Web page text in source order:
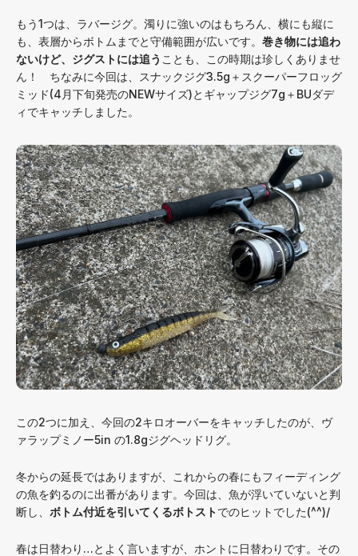
もう1つは、ラバージグ。濁りに強いのはもちろん、横にも縦に
も、表層からボトムまでと守備範囲が広いです。 巻き物には追わ
ないけど、ジグストには追う ことも、この時期は珍しくありませ
ん！ ちなみに今回は、スナックジグ3.5g＋スクーパーフロッグ
ミッド(4月下旬発売のNEWサイズ)とギャップジグ7g＋BUダデ
ィでキャッチしました。
この2つに加え、今回の2キロオーバーをキャッチしたのが、ヴ
ァラップミノー5in の1.8gジグヘッドリグ。
冬からの延長ではありますが、これからの春にもフィーディング
の魚を釣るのに出番があります。今回は、魚が浮いていないと判
断し、 ボトム付近を引いてくるボトストでのヒットでした(^^)/
春は日替わり…とよく言いますが、ホントに日替わりです。その